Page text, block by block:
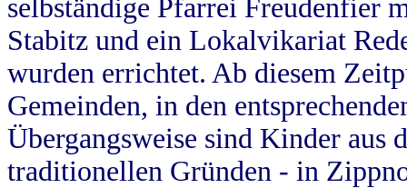
selbständige Pfarrei Freudenfier
Stabitz und ein Lokalvikariat
wurden errichtet. Ab diesem
Gemeinden, in den
Übergangsweise sind Kinder aus
traditionellen Gründen - in